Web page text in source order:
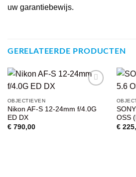
uw garantiebewijs.
GERELATEERDE PRODUCTEN
WENSENLIJST
OBJECTIEVEN
Nikon AF-S 12-24mm f/4.0G
ED DX
€790,00
OSS
€